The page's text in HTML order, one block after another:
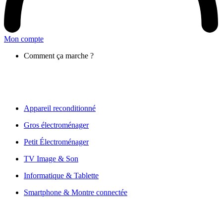
Mon compte
Comment ça marche ?
Appareil reconditionné
Gros électroménager
Petit Électroménager
TV Image & Son
Informatique & Tablette
Smartphone & Montre connectée